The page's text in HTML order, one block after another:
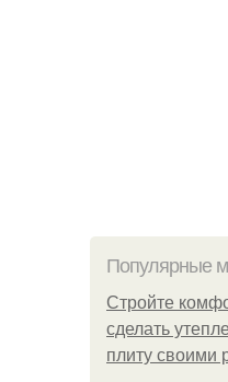
Популярные
Стройте
сделать
плиту своими